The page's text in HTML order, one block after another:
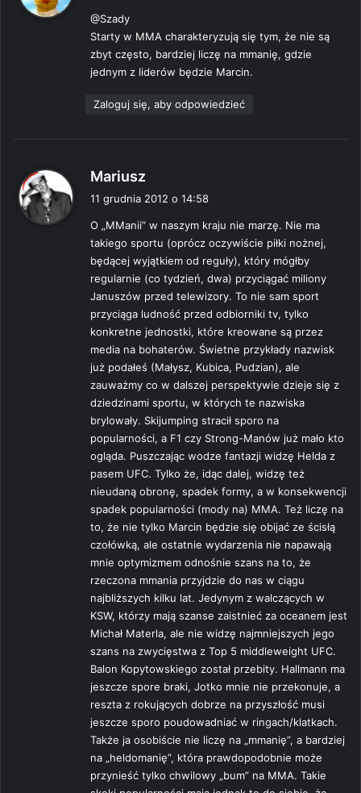
e
:
@Szady
Starty w MMA charakteryzują się tym, że nie są
zbyt często, bardziej liczę na mmanię, gdzie
jednym z liderów będzie Marcin.
Zaloguj się, aby odpowiedzieć
Mariusz
i
z
e
:
11 grudnia 2012 o 14:58
O „MManii” w naszym kraju nie marzę. Nie ma
takiego sportu (oprócz oczywiście piłki nożnej,
będącej wyjątkiem od reguły), który mógłby
regularnie (co tydzień, dwa) przyciągać miliony
Januszów przed telewizory. To nie sam sport
przyciąga ludność przed odbiorniki tv, tylko
konkretne jednostki, które kreowane są przez
media na bohaterów. Świetne przykłady nazwisk
już podałeś (Małysz, Kubica, Pudzian), ale
zauważmy co w dalszej perspektywie dzieje się z
dziedzinami sportu, w których te nazwiska
brylowały. Skijumping stracił sporo na
popularności, a F1 czy Strong-Manów już mało kto
ogląda. Puszczając wodze fantazji widzę Helda z
pasem UFC. Tylko że, idąc dalej, widzę też
nieudaną obronę, spadek formy, a w konsekwencji
spadek popularności (mody na) MMA. Też liczę na
to, że nie tylko Marcin będzie się obijać ze ścisłą
czołówką, ale ostatnie wydarzenia nie napawają
mnie optymizmem odnośnie szans na to, że
rzeczona mmania przyjdzie do nas w ciągu
najbliższych kilku lat. Jedynym z walczących w
KSW, którzy mają szanse zaistnieć za oceanem jest
Michał Materla, ale nie widzę najmniejszych jego
szans na zwycięstwa z Top 5 middleweight UFC.
Balon Kopytowskiego został przebity. Hallmann ma
jeszcze spore braki, Jotko mnie nie przekonuje, a
reszta z rokujących dobrze na przyszłość musi
jeszcze sporo poudowadniać w ringach/klatkach.
Także ja osobiście nie liczę na „mmanię”, a bardziej
na „heldomanię”, która prawdopodobnie może
przynieść tylko chwilowy „bum” na MMA. Takie